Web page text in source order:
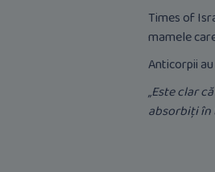
Times of
mamele
Anticorpii
„Este clar
absorbiţi în